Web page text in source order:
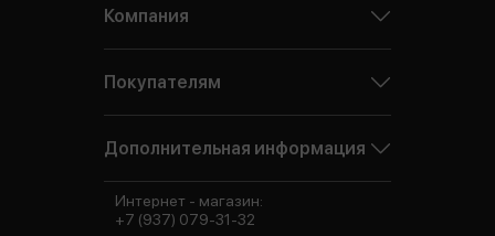
Компания
Покупателям
Дополнительная информация
Интернет - магазин:
+7 (937) 079-31-32